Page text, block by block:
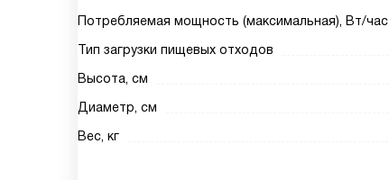
Потребляемая мощность (максимальная), Вт/час
Тип загрузки пищевых отходов
Высота, см
Диаметр, см
Вес, кг